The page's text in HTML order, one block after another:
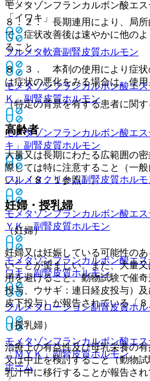
モメタゾンフランカルボン酸エ
「イワキ」
フルメタ軟膏副腎皮質ホルモン
モメタゾンフランカルボン酸エ
Ｋ」副腎皮質ホルモン
モメタゾンフランカルボン酸エ
キ」 副腎皮質ホルモン
フルメタクリーム副腎皮質ホルモ
モメタゾンフランカルボン酸エ
ＹＫ」副腎皮質ホルモン
モメタゾンフランカルボン酸エ
ワキ」副腎皮質ホルモン
フルメタローション副腎皮質ホル
モメタゾンフランカルボン酸エ
「ＭＹＫ」副腎皮質ホルモン
ホーム
８．２． 長期連用により、局
で、症状改善後は速やかに他の
ること。
８．３． 本剤の使用により症状
は症状の悪化をみる場合は、使
（特定の背景を有する患者に関す
高齢者
大量又は長期にわたる広範囲の
際しては特に注意すること（一
い）〔８．１参照〕。
妊婦・授乳婦
（妊婦）
妊婦又は妊娠している可能性の
いことが望ましい。また、大量
用を避けること。動物試験で催
投与、ウサギ：連日経皮投与）
皮下投与）が報告されている〔８
（授乳婦）
治療上の有益性及び母乳栄養の
又は中止を検討すること（動物
乳汁中に移行することが報告され